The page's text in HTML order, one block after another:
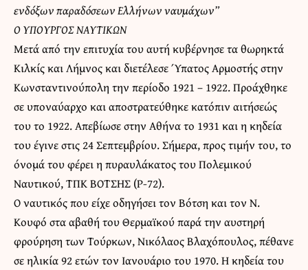
ενδόξων παραδόσεων Ελλήνων ναυμάχων”
Ο ΥΠΟΥΡΓΟΣ ΝΑΥΤΙΚΩΝ
Μετά από την επιτυχία του αυτή κυβέρνησε τα θωρηκτά
Κιλκίς και Λήμνος και διετέλεσε Ύπατος Αρμοστής στην
Κωνσταντινούπολη την περίοδο 1921 – 1922. Προάχθηκε
σε υποναύαρχο και αποστρατεύθηκε κατόπιν αιτήσεώς
του το 1922. Απεβίωσε στην Αθήνα το 1931 και η κηδεία
του έγινε στις 24 Σεπτεμβρίου. Σήμερα, προς τιμήν του, το
όνομά του φέρει η πυραυλάκατος του Πολεμικού
Ναυτικού, ΤΠΚ ΒΟΤΣΗΣ (Ρ-72).
Ο ναυτικός που είχε οδηγήσει τον Βότση και τον Ν.
Κουφό στα αβαθή του Θερμαϊκού παρά την αυστηρή
φρούρηση των Τούρκων, Νικόλαος Βλαχόπουλος, πέθανε
σε ηλικία 92 ετών τον Ιανουάριο του 1970. Η κηδεία του